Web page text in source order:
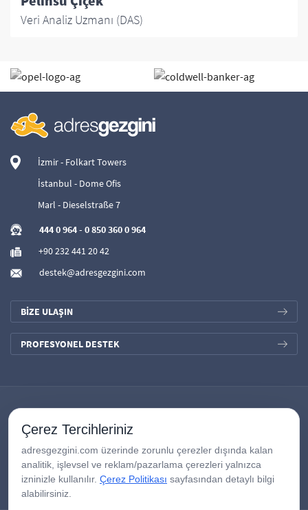
Veri Analiz Uzmanı (DAS)
İzmir - Folkart Towers
İstanbul - Dome Ofis
Marl - Dieselstraße 7
444 0 964- 0 850 360 0 964
+90 232 441 20 42
destek@adresgezgini.com
BİZE ULAŞIN
PROFESYONEL DESTEK
Çerez Tercihleriniz
adresgezgini.com üzerinde zorunlu çerezler dışında kalan
analitik, işlevsel ve reklam/pazarlama çerezleri yalnızca
izninizle kullanılır. Çerez Politikası sayfasından detaylı bilgi
alabilirsiniz.